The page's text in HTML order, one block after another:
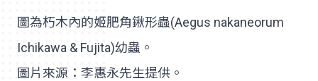
圖為朽木內的姬肥角鍬形蟲(Aegus nakaneorum
Ichikawa & Fujita)幼蟲。
圖片來源：李惠永先生提供。